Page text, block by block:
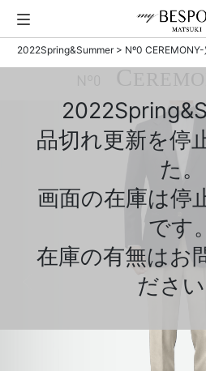
2022Spring&Summer> Nº0
品切れ更新を停
た。
画面の在庫は停
です。
在庫の有無はお
ださい